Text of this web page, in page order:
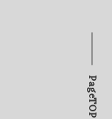
PageTOP